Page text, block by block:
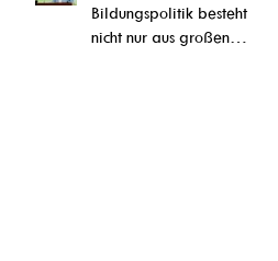
Bildungspolitik besteht
nicht nur aus großen